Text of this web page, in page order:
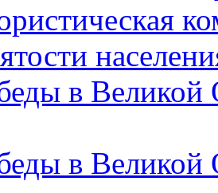
в Великой
в Великой